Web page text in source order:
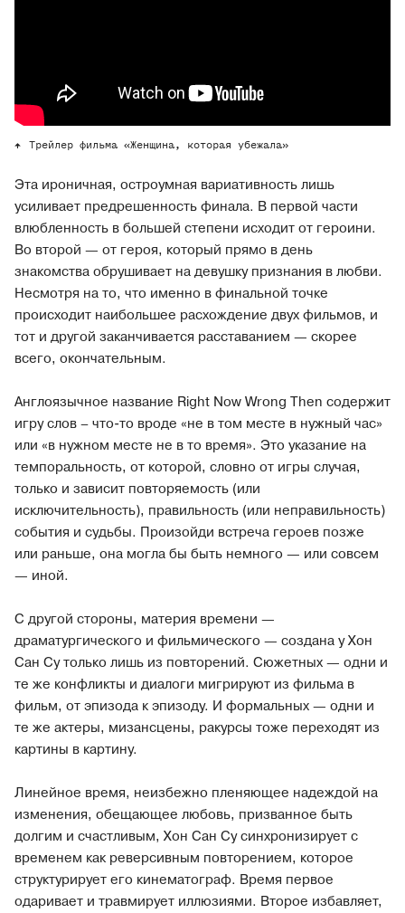
Трейлер фильма «Женщина, которая убежала»
Эта ироничная, остроумная вариативность лишь
усиливает предрешенность финала. В первой части
влюбленность в большей степени исходит от героини.
Во второй — от героя, который прямо в день
знакомства обрушивает на девушку признания в любви.
Несмотря на то, что именно в финальной точке
происходит наибольшее расхождение двух фильмов, и
тот и другой заканчивается расставанием — скорее
всего, окончательным.
Англоязычное название Right Now Wrong Then содержит
игру слов – что-то вроде «не в том месте в нужный час»
или «в нужном месте не в то время». Это указание на
темпоральность, от которой, словно от игры случая,
только и зависит повторяемость (или
исключительность), правильность (или неправильность)
события и судьбы. Произойди встреча героев позже
или раньше, она могла бы быть немного — или совсем
— иной.
С другой стороны, материя времени —
драматургического и фильмического — создана у Хон
Сан Су только лишь из повторений. Cюжетных — одни и
те же конфликты и диалоги мигрируют из фильма в
фильм, от эпизода к эпизоду. И формальных — одни и
те же актеры, мизансцены, ракурсы тоже переходят из
картины в картину.
Линейное время, неизбежно пленяющее надеждой на
изменения, обещающее любовь, призванное быть
долгим и счастливым, Хон Сан Су синхронизирует с
временем как реверсивным повторением, которое
структурирует его кинематограф. Время первое
одаривает и травмирует иллюзиями. Второе избавляет,